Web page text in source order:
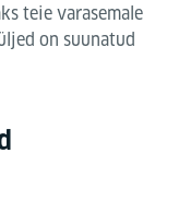
teie varasemale
on suunatud